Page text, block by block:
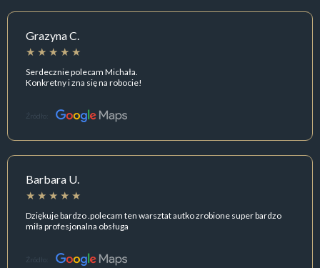
Grazyna C.
Serdecznie polecam Michała.
Konkretny i zna się na robocie!
Źródło:
Barbara U.
Dziękuje bardzo .polecam ten warsztat autko zrobione super bardzo
miła profesjonalna obsługa
Źródło: